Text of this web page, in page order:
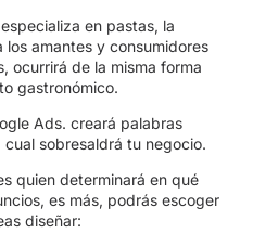
en pastas, la
amantes y consumidores
ocurrirá de la misma forma
gastronómico.
Ads. creará palabras
sobresaldrá tu negocio.
quien determinará en qué
es más, podrás escoger
diseñar: